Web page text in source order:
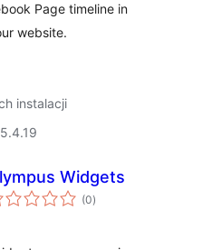
Page timeline in
website.
instalacji
Widgets
(0wszystkich
ocen
)